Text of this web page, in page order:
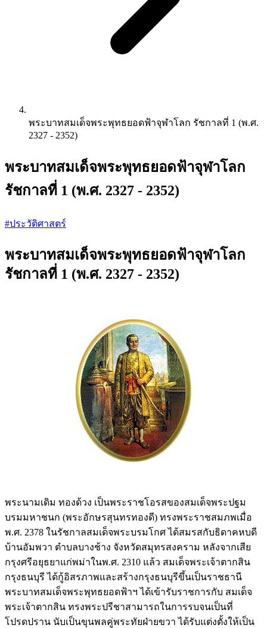
พระบาทสมเด็จพระพุทธยอดฟ้าจุฬาโลก รัชกาลที่ 1 (พ.ศ.
2327 - 2352)
พระบาทสมเด็จพระพุทธยอดฟ้าจุฬาโลก
รัชกาลที่ 1 (พ.ศ. 2327 - 2352)
#ประวัติศาสตร์
พระบาทสมเด็จพระพุทธยอดฟ้าจุฬาโลก
รัชกาลที่ 1 (พ.ศ. 2327 - 2352)
พระนามเดิม ทองด้วง เป็นพระราชโอรสของสมเด็จพระปฐม
บรมมหาชนก (พระอักษรสุนทรทองดี) ทรงพระราชสมภพเมื่อ
พ.ศ. 2378 ในรัชกาลสมเด็จพระบรมโกศ ได้สมรสกับธิดาคหบดี
บ้านอัมพวา ตำบลบางช้าง จังหวัดสมุทรสงคราม หลังจากเสีย
กรุงศรีอยุธยาแก่พม่าในพ.ศ. 2310 แล้ว สมเด็จพระเจ้าตากสิน
กรุงธนบุรี ได้กู้อิสรภาพและสร้างกรุงธนบุรีขึ้นเป็นราชธานี
พระบาทสมเด็จพระพุทธยอดฟ้าฯ ได้เข้ารับราชการกับ สมเด็จ
พระเจ้าตากสิน ทรงพระปรีชาสามารถในการรบจนเป็นที่
โปรดปราน นับเป็นขุนพลคู่พระทัยฝ่ายขวา ได้รับแต่งตั้งให้เป็น